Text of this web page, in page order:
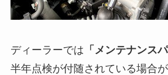
ディーラーでは 「メンテナンスパ
半年点検が付随されている場合が